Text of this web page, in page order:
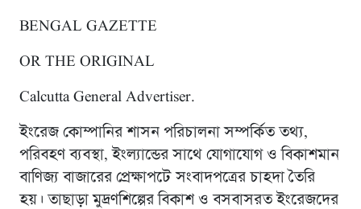
BENGAL GAZETTE
OR THE ORIGINAL
Calcutta General Advertiser.
ইংরেজ কোম্পানির শাসন পরিচালনা সম্পর্কিত তথ্য,
পরিবহণ ব্যবস্থা, ইংল্যান্ডের সাথে যোগাযোগ ও বিকাশমান
বাণিজ্য বাজারের প্রেক্ষাপটে সংবাদপত্রের চাহদা তৈরি
হয়। তাছাড়া মুদ্রণশিল্পের বিকাশ ও বসবাসরত ইংরেজদের